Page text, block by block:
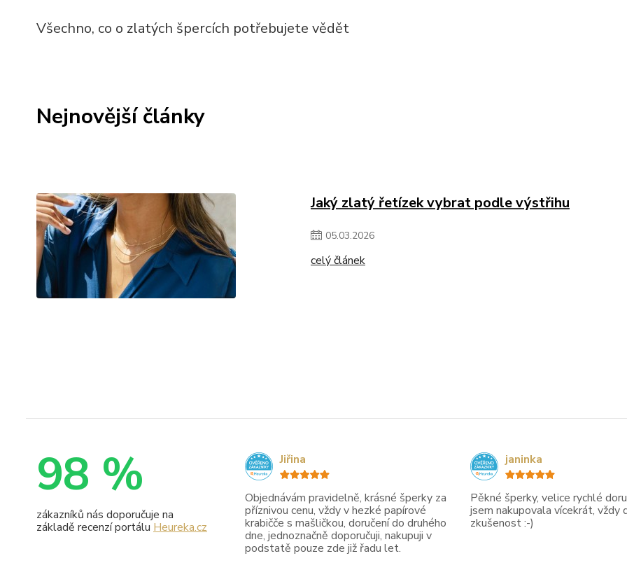
Všechno, co o zlatých špercích potřebujete vědět
Nejnovější články
Jaký zlatý řetízek vybrat podle výstřihu
05.03.2026
celý článek
98 %
zákazníků nás doporučuje na
základě recenzí portálu Heureka.cz
Objednávám pravidelně, krásné šperky za
příznivou cenu, vždy v hezké papírové
krabičče s mašličkou, doručení do druhého
dne, jednoznačně doporučuji, nakupuji v
podstatě pouze zde již řadu let.
Jiřina
Pěkné šperky, velice rychlé
jsem nakupovala vícekrát, vždy
zkušenost :-)
janinka